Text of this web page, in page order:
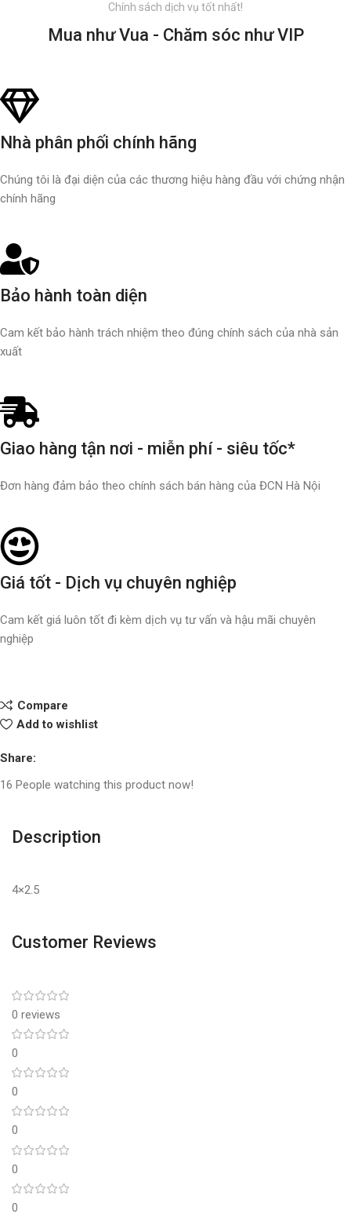
Chính sách dịch vụ tốt nhất!
Mua như Vua - Chăm sóc như VIP
Nhà phân phối chính hãng
Chúng tôi là đại diện của các thương hiệu hàng đầu với chứng nhận
chính hãng
Bảo hành toàn diện
Cam kết bảo hành trách nhiệm theo đúng chính sách của nhà sản
xuất
Giao hàng tận nơi - miễn phí - siêu tốc*
Đơn hàng đảm bảo theo chính sách bán hàng của ĐCN Hà Nội
Giá tốt - Dịch vụ chuyên nghiệp
Cam kết giá luôn tốt đi kèm dịch vụ tư vấn và hậu mãi chuyên
nghiệp
Compare
Add to wishlist
Share:
16 People watching this product now!
Description
4×2.5
Customer Reviews
0 reviews
0
0
0
0
0